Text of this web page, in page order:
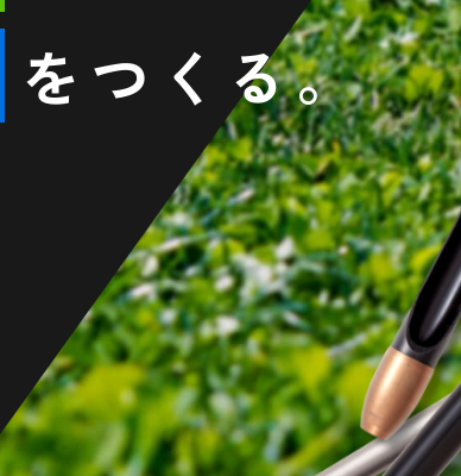
をつくる。
維持を実現する
のパイオニアです。